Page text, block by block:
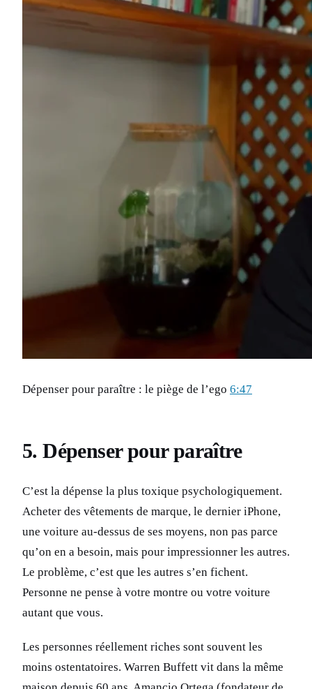
Dépenser pour paraître : le piège de l’ego 6:47
5. Dépenser pour paraître
C’est la dépense la plus toxique psychologiquement.
Acheter des vêtements de marque, le dernier iPhone,
une voiture au-dessus de ses moyens, non pas parce
qu’on en a besoin, mais pour impressionner les autres.
Le problème, c’est que les autres s’en fichent.
Personne ne pense à votre montre ou votre voiture
autant que vous.
Les personnes réellement riches sont souvent les
moins ostentatoires. Warren Buffett vit dans la même